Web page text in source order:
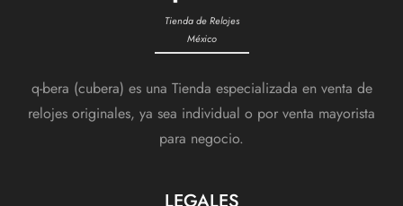
Tienda de Relojes
México
q-bera (cubera) es una Tienda especializada en venta de
relojes originales, ya sea individual o por venta mayorista
para negocio.